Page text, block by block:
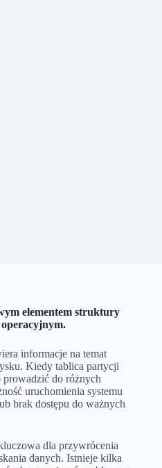
elementem struktury
informacje na temat
Kiedy tablica partycji
prowadzić do różnych
uruchomienia systemu
brak dostępu do ważnych
dla przywrócenia
danych. Istnieje kilka